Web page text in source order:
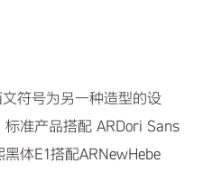
符号为另一种造型的设
准产品搭配 ARDori Sans
体E1搭配ARNewHebe